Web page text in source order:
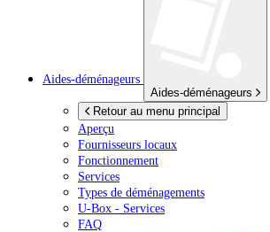
Aides-déménageurs
Aides-déménageurs
Retour au menu principal
Aperçu
Fournisseurs locaux
Fonctionnement
Services
Types de déménagements
U-Box - Services
FAQ